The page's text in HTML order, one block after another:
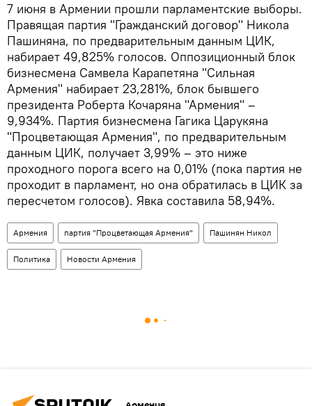
7 июня в Армении прошли парламентские выборы.
Правящая партия "Гражданский договор" Никола
Пашиняна, по предварительным данным ЦИК,
набирает 49,825% голосов. Оппозиционный блок
бизнесмена Самвела Карапетяна "Сильная
Армения" набирает 23,281%, блок бывшего
президента Роберта Кочаряна "Армения" –
9,934%. Партия бизнесмена Гагика Царукяна
"Процветающая Армения", по предварительным
данным ЦИК, получает 3,99% – это ниже
проходного порога всего на 0,01% (пока партия не
проходит в парламент, но она обратилась в ЦИК за
пересчетом голосов). Явка составила 58,94%.
Армения партия "Процветающая Армения" Пашинян Никол
Политика Новости Армения